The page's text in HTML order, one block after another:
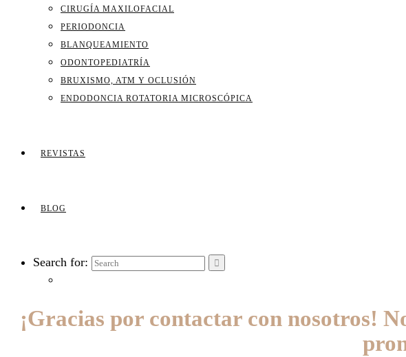
CIRUGÍA MAXILOFACIAL
PERIODONCIA
BLANQUEAMIENTO
ODONTOPEDIATRÍA
BRUXISMO, ATM Y OCLUSIÓN
ENDODONCIA ROTATORIA MICROSCÓPICA
REVISTAS
BLOG
Search for:
¡Gracias por contactar con nosotros!